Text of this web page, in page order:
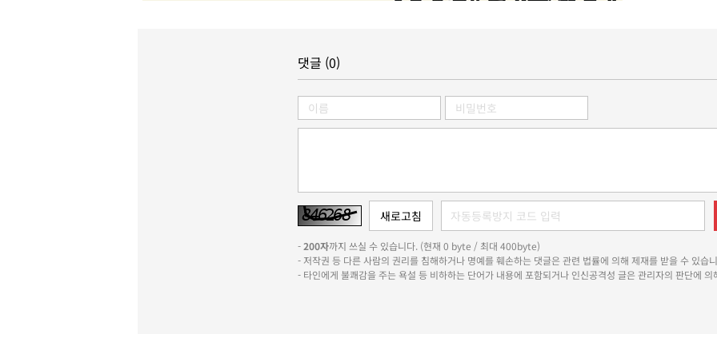
댓글 (0)
-200자까지 쓰실 수 있습니다. (현재 0 byte / 최대 400byte)
- 저작권 등 다른 사람의 권리를 침해하거나 명예를 훼손하는 댓글은 관련 법률에 의해 제재를 받을 수 있습
- 타인에게 불쾌감을 주는 욕설 등 비하하는 단어가 내용에 포함되거나 인신공격성 글은 관리자의 판단에 의